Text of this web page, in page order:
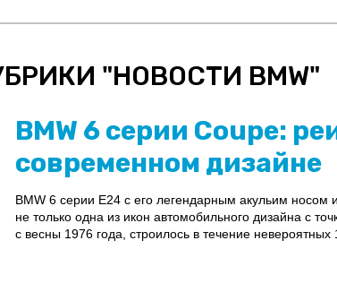
"НОВОСТИ BMW"
BMW 6 серии Coupe:
современном дизайне
BMW 6 серии E24 с его легендарным акульим
не только одна из икон автомобильного дизайна с
с весны 1976 года, строилось в течение